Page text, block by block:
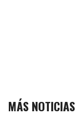
MÁS NOTICIAS